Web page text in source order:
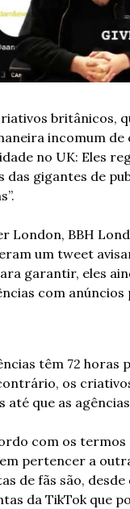
britânicos,
incomum de
no UK: Eles
das gigantes de
London, BBH
um tweet
garantir, eles
com anúncios
têm 72
os
até que as
com os termos
pertencer a
de fãs são,
da TikTok que